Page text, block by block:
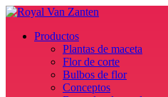
Productos
Plantas de maceta
Flor de corte
Bulbos de flor
Conceptos